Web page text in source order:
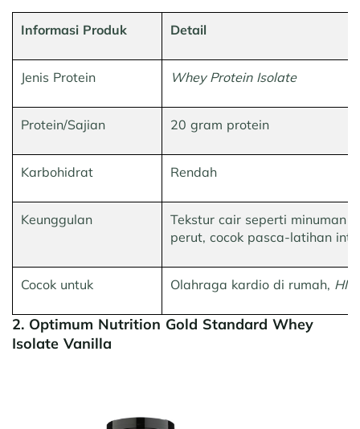
Informasi Produk Detail
Jenis Protein Whey Protein Isolate
Protein/Sajian 20 gram protein
Karbohidrat Rendah
Keunggulan
Tekstur cair seperti minuman
perut, cocok pasca-latihan
Cocok untuk Olahraga kardio di rumah, HIIT
2. Optimum Nutrition Gold Standard Whey
Isolate Vanilla